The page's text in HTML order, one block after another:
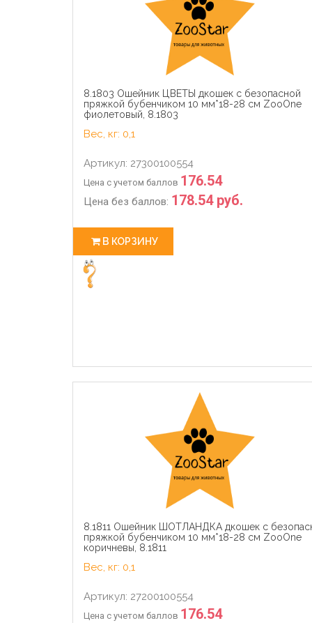
8.1803 Ошейник ЦВЕТЫ дкошек с безопасной
пряжкой бубенчиком 10 мм*18-28 см ZooOne
фиолетовый, 8.1803
Вес, кг: 0,1
Артикул: 27300100554
Цена с учетом баллов 176.54
Цена без баллов: 178.54 руб.
В КОРЗИНУ
8.1811 Ошейник ШОТЛАНДКА дкошек с
пряжкой бубенчиком 10 мм*18-28 см ZooOne
коричневы, 8.1811
Вес, кг: 0,1
Артикул: 27200100554
Цена с учетом баллов 176.54